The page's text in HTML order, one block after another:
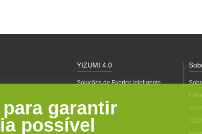
garantir
possível
YIZUMI 4.0
Soluções de Fabrico Inteligente